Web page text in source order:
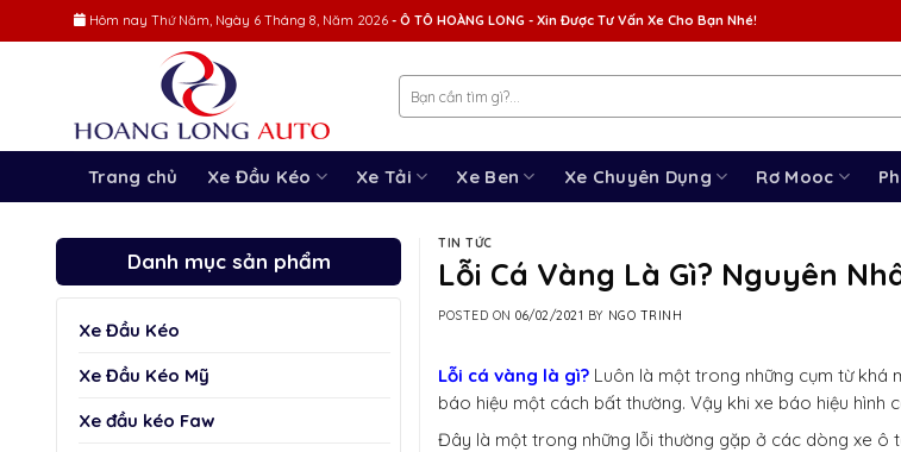
to
Hôm nay Thứ Năm, Ngày 6 Tháng 8, Năm 2026 - Ô TÔ HOÀNG LONG - Xin Được Tư Vấn Xe Cho Bạn Nhé!
Trang chủ Xe Đầu Kéo Xe Tải Xe Ben Xe Chuyên Dụng Rơ Mooc
Danh mục sản phẩm
Xe Đầu Kéo
Xe Đầu Kéo Mỹ
Xe đầu kéo Faw
TIN TỨC
Lỗi Cá Vàng Là Gì? Nguyên
POSTED ON06/02/2021 BY NGO TRINH
Lỗi cá vàng là gì? Luôn là một trong những cụm từ khá
báo hiệu một cách bất thường. Vậy khi xe báo hiệu hình
Đây là một trong những lỗi thường gặp ở các dòng xe ô